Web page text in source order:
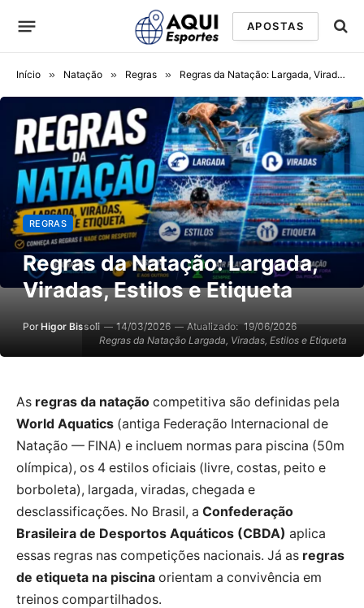
APOSTAS
Início » Natação » Regras » Regras da Natação: Largada, Viradas, Estilos e Etiqueta
Regras da Natação Largada, Viradas, Estilos e Etiqueta
REGRAS
Regras da Natação: Largada,
Viradas, Estilos e Etiqueta
Por Higor Bissoli 14/03/2026 Atualizado: 19/06/2026
As regras da natação competitiva são definidas pela
World Aquatics (antiga Federação Internacional de
Natação — FINA) e incluem normas para piscina (50m
olímpica), os 4 estilos oficiais (livre, costas, peito e
borboleta), largada, viradas, chegada e
desclassificações. No Brasil, a Confederação
Brasileira de Desportos Aquáticos (CBDA) aplica
essas regras nas competições nacionais. Já as regras
de etiqueta na piscina orientam a convivência em
treinos compartilhados.